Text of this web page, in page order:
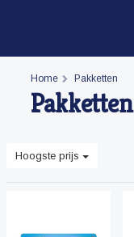
Home Pakketten
Pakketten
Hoogste prijs